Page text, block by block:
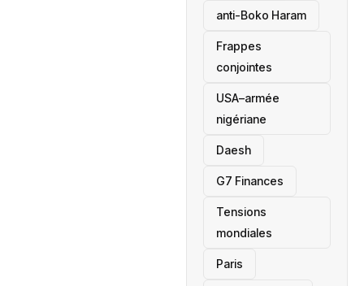
anti-Boko Haram
Frappes
conjointes
USA–armée
nigériane
Daesh
‎G7 Finances
Tensions
mondiales
Paris